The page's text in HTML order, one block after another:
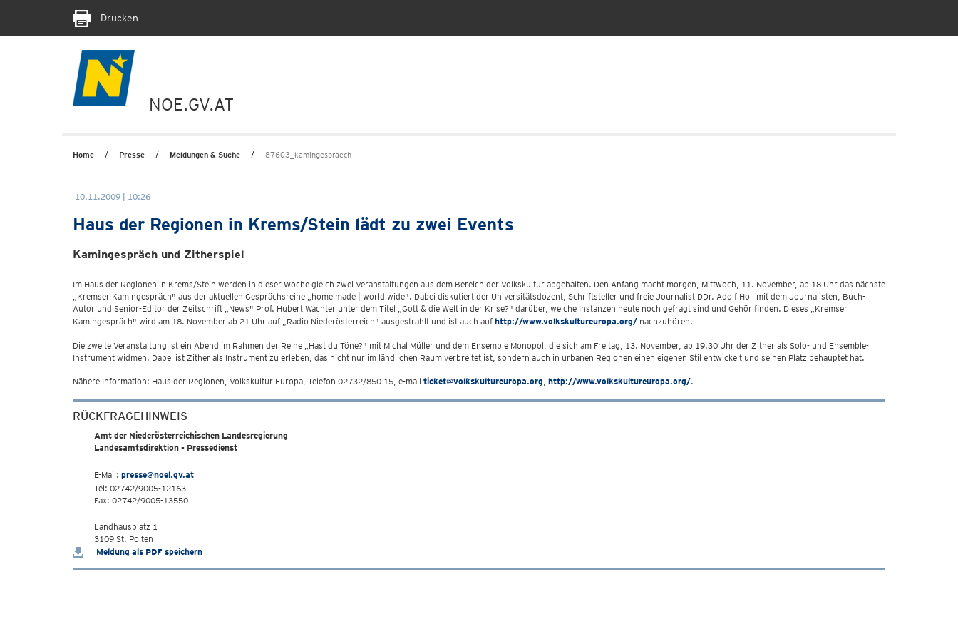
Drucken
NOE.GV.AT
Home Presse Meldungen & Suche 87603_kamingespraech
10.11.2009 | 10:26
Haus der Regionen in Krems/Stein lädt zu zwei Events
Kamingespräch und Zitherspiel
Im Haus der Regionen in Krems/Stein werden in dieser Woche gleich zwei Veranstaltungen aus dem Bereich der Volkskultur abgehalten. Den Anfang macht morgen, Mittwoch, 11. November, ab 18 Uhr das nächste
„Kremser Kamingespräch" aus der aktuellen Gesprächsreihe „home made | world wide". Dabei diskutiert der Universitätsdozent, Schriftsteller und freie Journalist DDr. Adolf Holl mit dem Journalisten, Buch-
Autor und Senior-Editor der Zeitschrift „News" Prof. Hubert Wachter unter dem Titel „Gott & die Welt in der Krise?" darüber, welche Instanzen heute noch gefragt sind und Gehör finden. Dieses „Kremser
Kamingespräch" wird am 18. November ab 21 Uhr auf „Radio Niederösterreich" ausgestrahlt und ist auch auf http://www.volkskultureuropa.org/ nachzuhören.
Die zweite Veranstaltung ist ein Abend im Rahmen der Reihe „Hast du Töne?" mit Michal Müller und dem Ensemble Monopol, die sich am Freitag, 13. November, ab 19.30 Uhr der Zither als Solo- und Ensemble-
Instrument widmen. Dabei ist Zither als Instrument zu erleben, das nicht nur im ländlichen Raum verbreitet ist, sondern auch in urbanen Regionen einen eigenen Stil entwickelt und seinen Platz behauptet hat.
Nähere Information: Haus der Regionen, Volkskultur Europa, Telefon 02732/850 15, e-mail ticket@volkskultureuropa.org, http://www.volkskultureuropa.org/.
RÜCKFRAGEHINWEIS
Amt der Niederösterreichischen Landesregierung
Landesamtsdirektion - Pressedienst
E-Mail: presse@noel.gv.at
Tel: 02742/9005-12163
Fax: 02742/9005-13550
Landhausplatz 1
3109 St. Pölten
Meldung als PDF speichern